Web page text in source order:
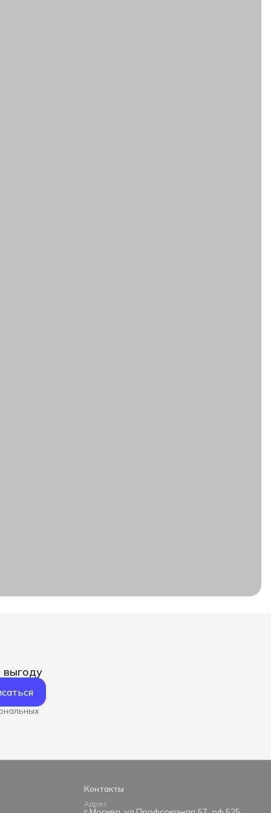
выгоду
Контакты
Адрес